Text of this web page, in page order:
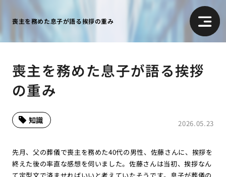
喪主を務めた息子が語る挨拶の重み
喪主を務めた息子が語る挨拶
の重み
2026.05.23
知識
先月、父の葬儀で喪主を務めた40代の男性、佐藤さんに、挨拶を
終えた後の率直な感想を伺いました。佐藤さんは当初、挨拶なん